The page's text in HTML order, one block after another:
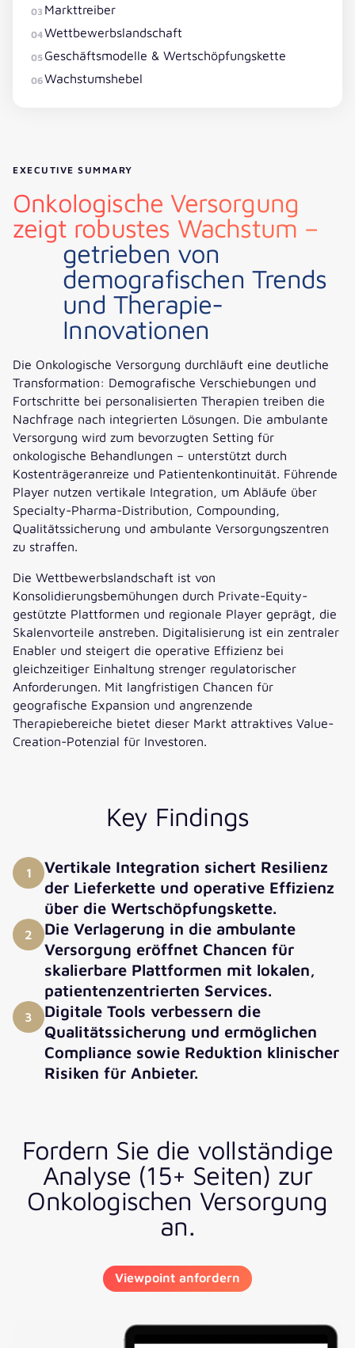
03 Markttreiber
04Wettbewerbslandschaft
05 Geschäftsmodelle & Wertschöpfungskette
06Wachstumshebel
EXECUTIVE SUMMARY
Onkologische Versorgung
zeigt robustes Wachstum –
getrieben von
demografischen Trends
und Therapie-
Innovationen
Die Onkologische Versorgung durchläuft eine deutliche
Transformation: Demografische Verschiebungen und
Fortschritte bei personalisierten Therapien treiben die
Nachfrage nach integrierten Lösungen. Die ambulante
Versorgung wird zum bevorzugten Setting für
onkologische Behandlungen – unterstützt durch
Kostenträgeranreize und Patientenkontinuität. Führende
Player nutzen vertikale Integration, um Abläufe über
Specialty-Pharma-Distribution, Compounding,
Qualitätssicherung und ambulante Versorgungszentren
zu straffen.
Die Wettbewerbslandschaft ist von
Konsolidierungsbemühungen durch Private-Equity-
gestützte Plattformen und regionale Player geprägt, die
Skalenvorteile anstreben. Digitalisierung ist ein zentraler
Enabler und steigert die operative Effizienz bei
gleichzeitiger Einhaltung strenger regulatorischer
Anforderungen. Mit langfristigen Chancen für
geografische Expansion und angrenzende
Therapiebereiche bietet dieser Markt attraktives Value-
Creation-Potenzial für Investoren.
Key Findings
1
Vertikale Integration sichert Resilienz
der Lieferkette und operative Effizienz
über die Wertschöpfungskette.
2
Die Verlagerung in die ambulante
Versorgung eröffnet Chancen für
skalierbare Plattformen mit lokalen,
patientenzentrierten Services.
3
Digitale Tools verbessern die
Qualitätssicherung und ermöglichen
Compliance sowie Reduktion klinischer
Risiken für Anbieter.
Fordern Sie die vollständige
Analyse (15+ Seiten) zur
Onkologischen Versorgung
an.
Viewpoint anfordern